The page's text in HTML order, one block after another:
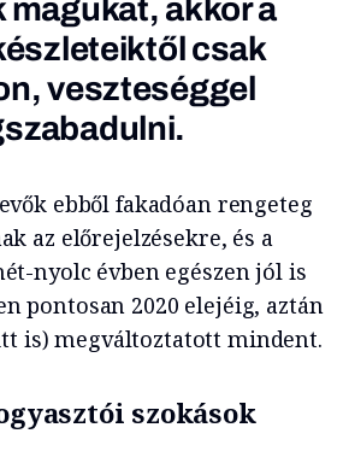
magukat, akkor a
csak
veszteséggel
ebből fakadóan rengeteg
az előrejelzésekre, és a
nyolc évben egészen jól is
pontosan 2020 elejéig, aztán
is) megváltoztatott mindent.
szokások